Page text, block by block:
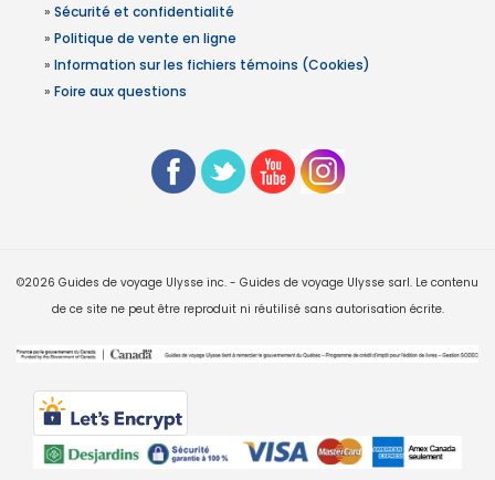
» Sécurité et confidentialité
» Politique de vente en ligne
» Information sur les fichiers témoins (Cookies)
» Foire aux questions
©2026 Guides de voyage Ulysse inc. - Guides de voyage Ulysse sarl. Le contenu
de ce site ne peut être reproduit ni réutilisé sans autorisation écrite.